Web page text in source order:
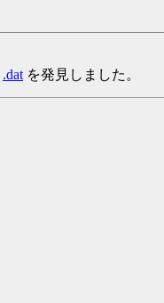
.datを発見しました。